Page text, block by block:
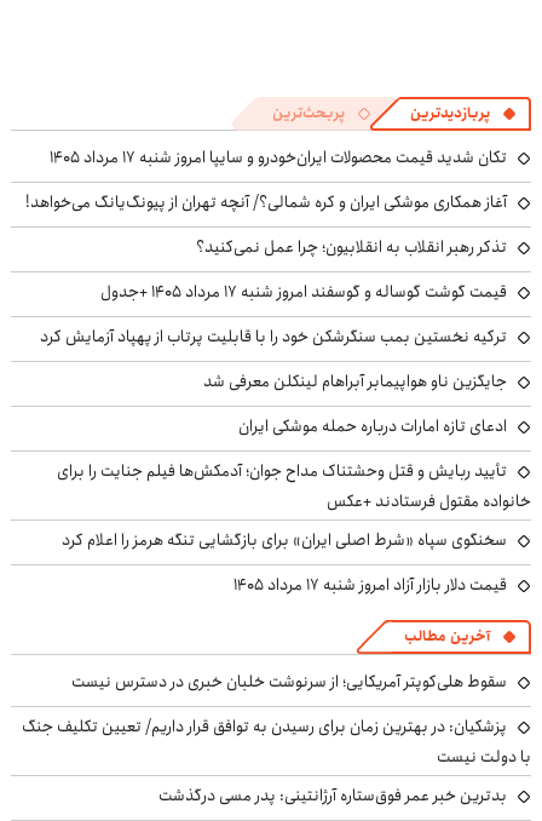
پربازدیدترین پربحث‌ترین
تکان شدید قیمت محصولات ایران‌خودرو و سایپا امروز شنبه ۱۷ مرداد ۱۴۰۵
آغاز همکاری موشکی ایران و کره شمالی؟/ آنچه تهران از پیونگ‌یانگ می‌خواهد!
تذکر رهبر انقلاب به انقلابیون؛ چرا عمل نمی‌کنید؟
قیمت گوشت گوساله و گوسفند امروز شنبه ۱۷ مرداد ۱۴۰۵ +جدول
ترکیه نخستین بمب سنگرشکن خود را با قابلیت پرتاب از پهپاد آزمایش کرد
جایگزین ناو هواپیمابر آبراهام لینکلن معرفی شد
ادعای تازه امارات درباره حمله موشکی ایران
تأیید ربایش و قتل وحشتناک مداح جوان؛ آدمکش‌ها فیلم جنایت را برای
خانواده مقتول فرستادند +عکس
سخنگوی سپاه «شرط اصلی ایران» برای بازگشایی تنگه هرمز را اعلام کرد
قیمت دلار بازار آزاد امروز شنبه ۱۷ مرداد ۱۴۰۵
آخرین مطالب
سقوط هلی‌کوپتر آمریکایی؛ از سرنوشت خلبان خبری در دسترس نیست
پزشکیان‌: در بهترین زمان برای رسیدن به توافق قرار داریم/ تعیین تکلیف جنگ
با دولت نیست
بدترین خبر عمر فوق‌ستاره آرژانتینی: پدر مسی درگذشت